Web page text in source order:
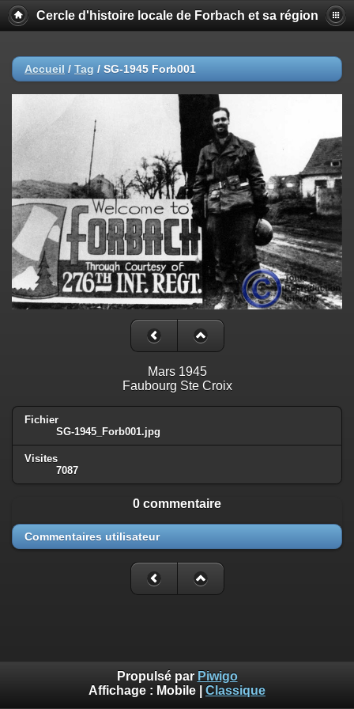
Cercle d'histoire locale de Forbach et sa région
Accueil / Tag / SG-1945 Forb001
Mars 1945
Faubourg Ste Croix
Fichier
SG-1945_Forb001.jpg
Visites
7087
0 commentaire
Commentaires utilisateur
Propulsé par Piwigo
Affichage : Mobile Classique